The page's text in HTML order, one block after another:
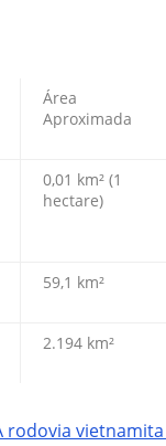
Área
Aproximada
0,01 km² (1
hectare)
59,1 km²
2.194 km²
rodovia